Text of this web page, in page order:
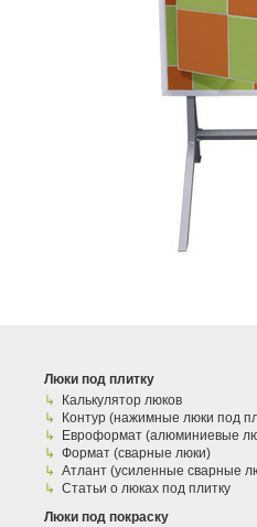
Люки под плитку
Калькулятор люков
Контур (нажимные люки под
Евроформат (алюминиевые
Формат (сварные люки)
Атлант (усиленные сварные
Статьи о люках под плитку
Люки под покраску